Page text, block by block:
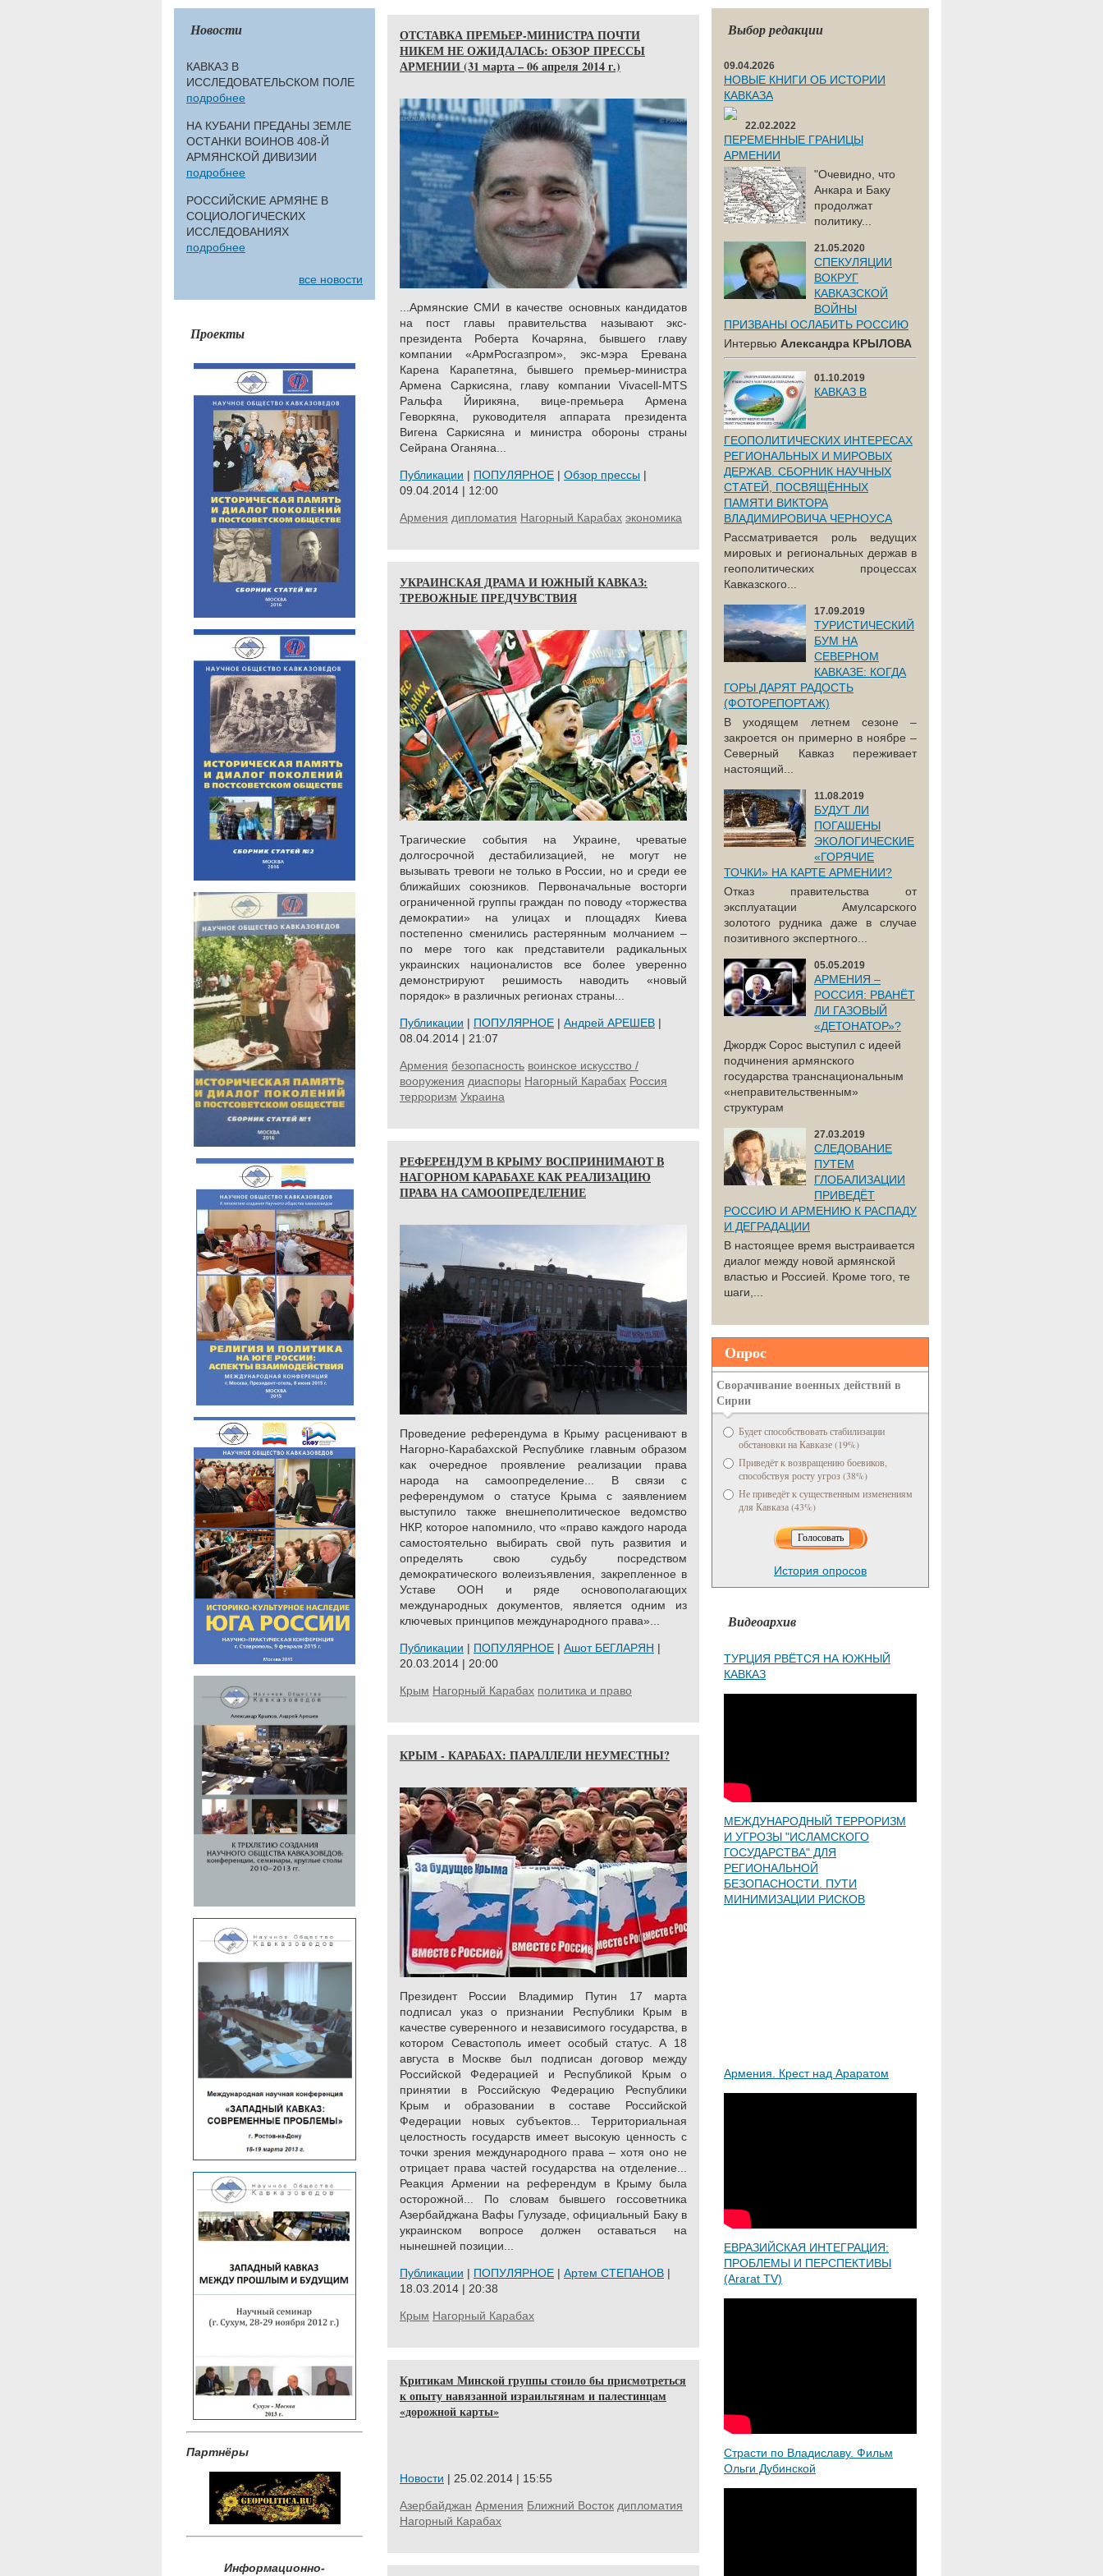
Новости
КАВКАЗ В
ИССЛЕДОВАТЕЛЬСКОМ ПОЛЕ
подробнее
НА КУБАНИ ПРЕДАНЫ ЗЕМЛЕ
ОСТАНКИ ВОИНОВ 408-Й
АРМЯНСКОЙ ДИВИЗИИ
подробнее
РОССИЙСКИЕ АРМЯНЕ В
СОЦИОЛОГИЧЕСКИХ
ИССЛЕДОВАНИЯХ
подробнее
все новости
Проекты
Партнёры
Информационно-
ОТСТАВКА ПРЕМЬЕР-МИНИСТРА ПОЧТИ
НИКЕМ НЕ ОЖИДАЛАСЬ: ОБЗОР ПРЕССЫ
АРМЕНИИ (31 марта – 06 апреля 2014 г.)
...Армянские СМИ в качестве основных кандидатов
на пост главы правительства называют экс-
президента Роберта Кочаряна, бывшего главу
компании «АрмРосгазпром», экс-мэра Еревана
Карена Карапетяна, бывшего премьер-министра
Армена Саркисяна, главу компании Vivacell-MTS
Ральфа Йирикяна, вице-премьера Армена
Геворкяна, руководителя аппарата президента
Вигена Саркисяна и министра обороны страны
Сейрана Оганяна...
Публикации | ПОПУЛЯРНОЕ | Обзор прессы |
09.04.2014 | 12:00
Армения дипломатия Нагорный Карабах экономика
УКРАИНСКАЯ ДРАМА И ЮЖНЫЙ КАВКАЗ:
ТРЕВОЖНЫЕ ПРЕДЧУВСТВИЯ
Трагические события на Украине, чреватые
долгосрочной дестабилизацией, не могут не
вызывать тревоги не только в России, но и среди ее
ближайших союзников. Первоначальные восторги
ограниченной группы граждан по поводу «торжества
демократии» на улицах и площадях Киева
постепенно сменились растерянным молчанием –
по мере того как представители радикальных
украинских националистов все более уверенно
демонстрируют решимость наводить «новый
порядок» в различных регионах страны...
Публикации | ПОПУЛЯРНОЕ | Андрей АРЕШЕВ |
08.04.2014 | 21:07
Армения безопасность воинское искусство /
вооружения диаспоры Нагорный Карабах Россия
терроризм Украина
РЕФЕРЕНДУМ В КРЫМУ ВОСПРИНИМАЮТ В
НАГОРНОМ КАРАБАХЕ КАК РЕАЛИЗАЦИЮ
ПРАВА НА САМООПРЕДЕЛЕНИЕ
Проведение референдума в Крыму расценивают в
Нагорно-Карабахской Республике главным образом
как очередное проявление реализации права
народа на самоопределение... В связи с
референдумом о статусе Крыма с заявлением
выступило также внешнеполитическое ведомство
НКР, которое напомнило, что «право каждого народа
самостоятельно выбирать свой путь развития и
определять свою судьбу посредством
демократического волеизъявления, закрепленное в
Уставе ООН и ряде основополагающих
международных документов, является одним из
ключевых принципов международного права»...
Публикации | ПОПУЛЯРНОЕ | Ашот БЕГЛАРЯН |
20.03.2014 | 20:00
Крым Нагорный Карабах политика и право
КРЫМ - КАРАБАХ: ПАРАЛЛЕЛИ НЕУМЕСТНЫ?
Президент России Владимир Путин 17 марта
подписал указ о признании Республики Крым в
качестве суверенного и независимого государства, в
котором Севастополь имеет особый статус. А 18
августа в Москве был подписан договор между
Российской Федерацией и Республикой Крым о
принятии в Российскую Федерацию Республики
Крым и образовании в составе Российской
Федерации новых субъектов... Территориальная
целостность государств имеет высокую ценность с
точки зрения международного права – хотя оно не
отрицает права частей государства на отделение...
Реакция Армении на референдум в Крыму была
осторожной... По словам бывшего госсоветника
Азербайджана Вафы Гулузаде, официальный Баку в
украинском вопросе должен оставаться на
нынешней позиции...
Публикации | ПОПУЛЯРНОЕ | Артем СТЕПАНОВ |
18.03.2014 | 20:38
Крым Нагорный Карабах
Критикам Минской группы стоило бы присмотреться
к опыту навязанной израильтянам и палестинцам
«дорожной карты»
Новости | 25.02.2014 | 15:55
Азербайджан Армения Ближний Восток дипломатия
Нагорный Карабах
Выбор редакции
09.04.2026
НОВЫЕ КНИГИ ОБ ИСТОРИИ
КАВКАЗА
22.02.2022
ПЕРЕМЕННЫЕ ГРАНИЦЫ
АРМЕНИИ
"Очевидно, что
Анкара и Баку
продолжат
политику...
21.05.2020
СПЕКУЛЯЦИИ
ВОКРУГ
КАВКАЗСКОЙ
ВОЙНЫ
ПРИЗВАНЫ ОСЛАБИТЬ РОССИЮ
Интервью Александра КРЫЛОВА
01.10.2019
КАВКАЗ В
ГЕОПОЛИТИЧЕСКИХ ИНТЕРЕСАХ
РЕГИОНАЛЬНЫХ И МИРОВЫХ
ДЕРЖАВ. СБОРНИК НАУЧНЫХ
СТАТЕЙ, ПОСВЯЩЁННЫХ
ПАМЯТИ ВИКТОРА
ВЛАДИМИРОВИЧА ЧЕРНОУСА
Рассматривается роль ведущих
мировых и региональных держав в
геополитических процессах
Кавказского...
17.09.2019
ТУРИСТИЧЕСКИЙ
БУМ НА
СЕВЕРНОМ
КАВКАЗЕ: КОГДА
ГОРЫ ДАРЯТ РАДОСТЬ
(ФОТОРЕПОРТАЖ)
В уходящем летнем сезоне –
закроется он примерно в ноябре –
Северный Кавказ переживает
настоящий...
11.08.2019
БУДУТ ЛИ
ПОГАШЕНЫ
ЭКОЛОГИЧЕСКИЕ
«ГОРЯЧИЕ
ТОЧКИ» НА КАРТЕ АРМЕНИИ?
Отказ правительства от
эксплуатации Амулсарского
золотого рудника даже в случае
позитивного экспертного...
05.05.2019
АРМЕНИЯ –
РОССИЯ: РВАНЁТ
ЛИ ГАЗОВЫЙ
«ДЕТОНАТОР»?
Джордж Сорос выступил с идеей
подчинения армянского
государства транснациональным
«неправительственным»
структурам
27.03.2019
СЛЕДОВАНИЕ
ПУТЕМ
ГЛОБАЛИЗАЦИИ
ПРИВЕДЁТ
РОССИЮ И АРМЕНИЮ К РАСПАДУ
И ДЕГРАДАЦИИ
В настоящее время выстраивается
диалог между новой армянской
властью и Россией. Кроме того, те
шаги,...
Опрос
Сворачивание военных действий в
Сирии
Будет способствовать стабилизации
обстановки на Кавказе (19%)
Приведёт к возвращению боевиков,
способствуя росту угроз (38%)
Не приведёт к существенным изменениям
для Кавказа (43%)
История опросов
Видеоархив
ТУРЦИЯ РВЁТСЯ НА ЮЖНЫЙ
КАВКАЗ
МЕЖДУНАРОДНЫЙ ТЕРРОРИЗМ
И УГРОЗЫ "ИСЛАМСКОГО
ГОСУДАРСТВА" ДЛЯ
РЕГИОНАЛЬНОЙ
БЕЗОПАСНОСТИ. ПУТИ
МИНИМИЗАЦИИ РИСКОВ
Армения. Крест над Араратом
ЕВРАЗИЙСКАЯ ИНТЕГРАЦИЯ:
ПРОБЛЕМЫ И ПЕРСПЕКТИВЫ
(Ararat TV)
Страсти по Владиславу. Фильм
Ольги Дубинской